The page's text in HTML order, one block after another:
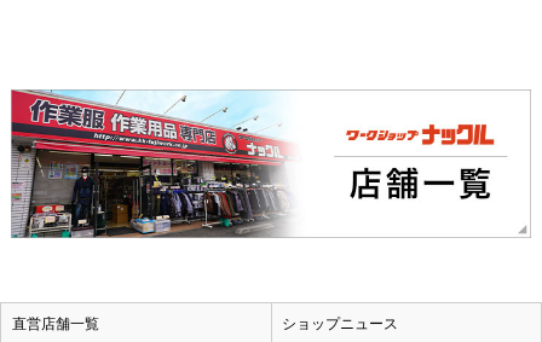
直営店舗一覧 ショップニュース